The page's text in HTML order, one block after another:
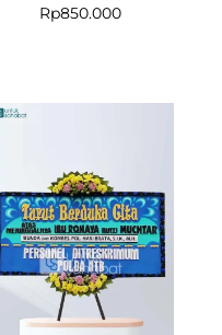
Rp850.000